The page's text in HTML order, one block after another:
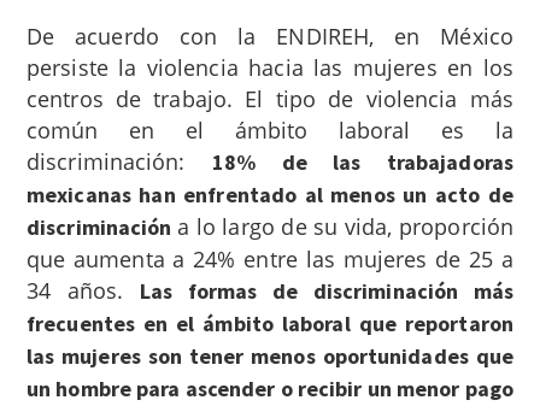
De acuerdo con la ENDIREH, en México
persiste la violencia hacia las mujeres en los
centros de trabajo. El tipo de violencia más
común en el ámbito laboral es la
discriminación: 18% de las trabajadoras
mexicanas han enfrentado al menos un acto de
discriminación a lo largo de su vida, proporción
que aumenta a 24% entre las mujeres de 25 a
34 años. Las formas de discriminación más
frecuentes en el ámbito laboral que reportaron
las mujeres son tener menos oportunidades que
un hombre para ascender o recibir un menor pago